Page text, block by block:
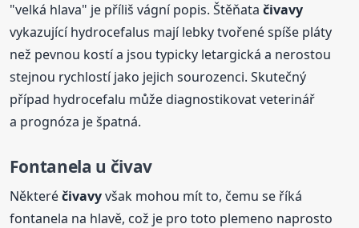
"velká hlava" je příliš vágní popis. Štěňatačivavy
vykazující hydrocefalus mají lebky tvořené spíše pláty
než pevnou kostí a jsou typicky letargická a nerostou
stejnou rychlostí jako jejich sourozenci. Skutečný
případ hydrocefalu může diagnostikovat veterinář
a prognóza je špatná.
Fontanela u čivav
Některéčivavyvšak mohou mít to, čemu se říká
fontanela na hlavě, což je pro toto plemeno naprosto